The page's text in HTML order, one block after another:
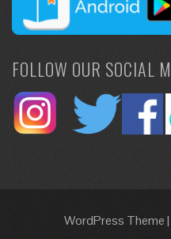
FOLLOW OUR SOCIAL
WordPress Theme|